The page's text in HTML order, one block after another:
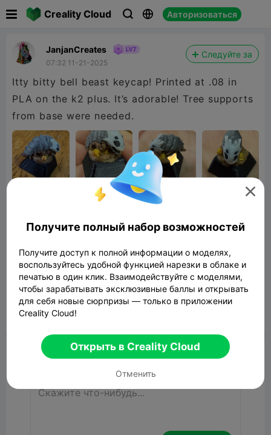
Creality Cloud   Авторизоваться
JanjanCreates
07:32 11-21-2025
Следуйте за
Itty bitty bell beast keycap! Printed at .08 in
PLA on the k2 plus. It’s adorable! Tree supports
from base were needed.
Bell Beast keycap clicker
1.12MB Связанные 3D модели
Сообщить об этом
Комментарий

Получите полный набор возможностей
Получите доступ к полной информации о моделях,
воспользуйтесь удобной функцией нарезки в облаке и
печатью в один клик. Взаимодействуйте с моделями,
чтобы зарабатывать эксклюзивные баллы и открывать
для себя новые сюрпризы — только в приложении
Creality Cloud!
Открыть в Creality Cloud
Отменить